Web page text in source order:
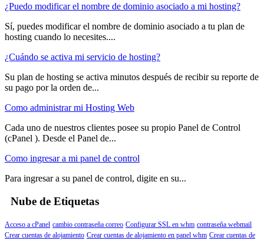
¿Puedo modificar el nombre de dominio asociado a mi hosting?
Sí, puedes modificar el nombre de dominio asociado a tu plan de
hosting cuando lo necesites....
¿Cuándo se activa mi servicio de hosting?
Su plan de hosting se activa minutos después de recibir su reporte de
su pago por la orden de...
Como administrar mi Hosting Web
Cada uno de nuestros clientes posee su propio Panel de Control
(cPanel ). Desde el Panel de...
Como ingresar a mi panel de control
Para ingresar a su panel de control, digite en su...
Nube de Etiquetas
Acceso a cPanel cambio contraseña correo Configurar SSL en whm contraseña webmail
Crear cuentas de alojamiento Crear cuentas de alojamiento en panel whm Crear cuentas de